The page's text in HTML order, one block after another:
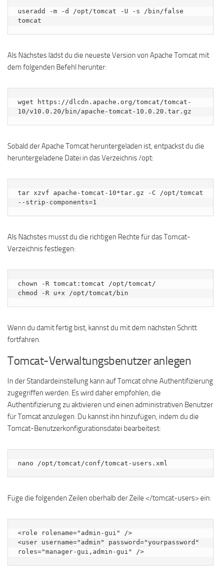
useradd -m -d /opt/tomcat -U -s /bin/false
tomcat
Als Nächstes lädst du die neueste Version von Apache Tomcat mit
dem folgenden Befehl herunter:
wget https://dlcdn.apache.org/tomcat/tomcat-
10/v10.0.20/bin/apache-tomcat-10.0.20.tar.gz
Sobald der Apache Tomcat heruntergeladen ist, entpackst du die
heruntergeladene Datei in das Verzeichnis /opt:
tar xzvf apache-tomcat-10*tar.gz -C /opt/tomcat
--strip-components=1
Als Nächstes musst du die richtigen Rechte für das Tomcat-
Verzeichnis festlegen:
chown -R tomcat:tomcat /opt/tomcat/
chmod -R u+x /opt/tomcat/bin
Wenn du damit fertig bist, kannst du mit dem nächsten Schritt
fortfahren.
Tomcat-Verwaltungsbenutzer anlegen
In der Standardeinstellung kann auf Tomcat ohne Authentifizierung
zugegriffen werden. Es wird daher empfohlen, die
Authentifizierung zu aktivieren und einen administrativen Benutzer
für Tomcat anzulegen. Du kannst ihn hinzufügen, indem du die
Tomcat-Benutzerkonfigurationsdatei bearbeitest:
nano /opt/tomcat/conf/tomcat-users.xml
Füge die folgenden Zeilen oberhalb der Zeile </tomcat-users> ein:
<role rolename="admin-gui" />
<user username="admin" password="yourpassword"